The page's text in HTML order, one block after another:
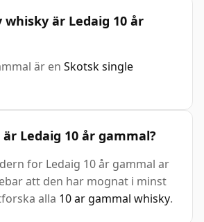
är Ledaig 10 år
är en Skotsk single
Ledaig 10 år gammal?
for Ledaig 10 år gammal ar
att den har mognat i minst
alla 10 ar gammal whisky.